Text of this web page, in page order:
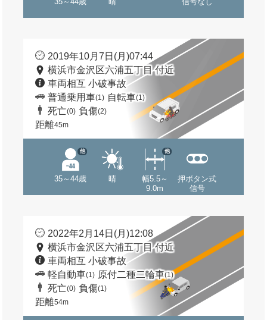
2019年10月7日(月)07:44
横浜市金沢区六浦五丁目 付近
車両相互 小破事故
普通乗用車(1) 自転車(1)
死亡(0) 負傷(2)
距離45m
35～44歳
他
晴
幅5.5～
9.0m
他
押ボタン式
信号
2022年2月14日(月)12:08
横浜市金沢区六浦五丁目 付近
車両相互 小破事故
軽自動車(1) 原付二種二輪車(1)
死亡(0) 負傷(1)
距離54m